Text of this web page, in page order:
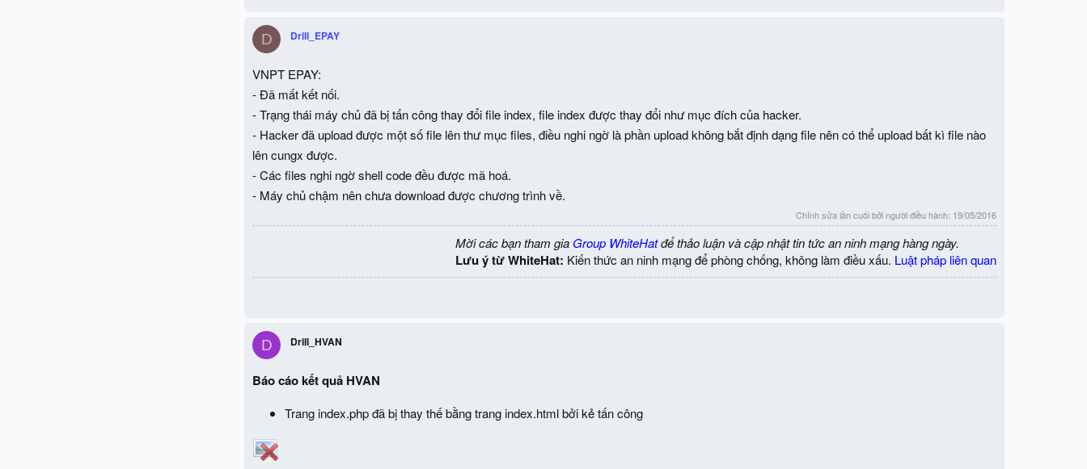
D Drill_EPAY
VNPT EPAY:
- Đã mất kết nối.
- Trạng thái máy chủ đã bị tấn công thay đổi file index, file index được thay đổi như mục đích của hacker.
- Hacker đã upload được một số file lên thư mục files, điều nghi ngờ là phần upload không bắt định dạng file nên có thể upload bất kì file nào
lên cungx được.
- Các files nghi ngờ shell code đều được mã hoá.
- Máy chủ chậm nên chưa download được chương trình về.
Chỉnh sửa lần cuối bởi người điều hành: 19/05/2016
Mời các bạn tham gia Group WhiteHatđể thảo luận và cập nhật tin tức an ninh mạng hàng ngày.
Lưu ý từ WhiteHat: Kiến thức an ninh mạng để phòng chống, không làm điều xấu. Luật pháp liên quan
D Drill_HVAN
Báo cáo kết quả HVAN
Trang index.php đã bị thay thế bằng trang index.html bởi kẻ tấn công